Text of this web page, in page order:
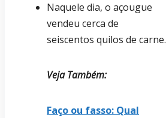
Naquele dia, o açougue
vendeu cerca de
seiscentos quilos de carne.
Veja Também:
Faço ou fasso: Qual